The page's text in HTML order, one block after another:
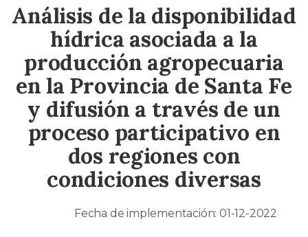
Análisis de la disponibilidad
hídrica asociada a la
producción agropecuaria
en la Provincia de Santa Fe
y difusión a través de un
proceso participativo en
dos regiones con
condiciones diversas
Fecha de implementación: 01-12-2022